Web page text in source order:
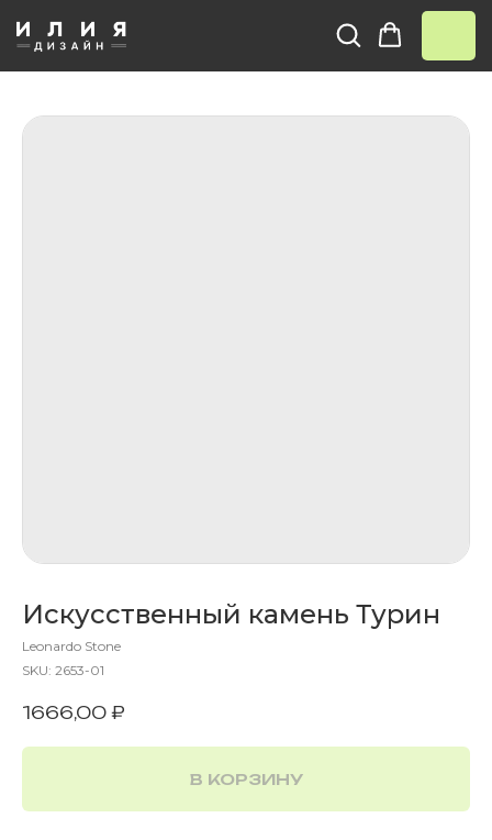
Искусственный камень Турин
Leonardo Stone
SKU: 2653-01
1666,00 ₽
В КОРЗИНУ